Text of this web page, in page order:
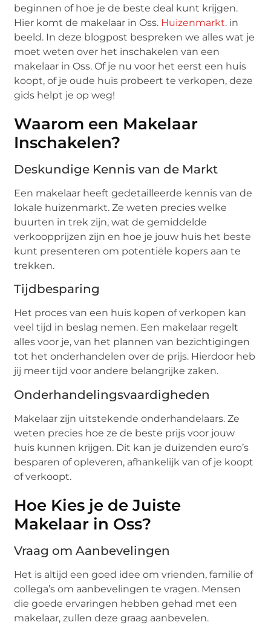
beginnen of hoe je de beste deal kunt krijgen.
Hier komt de makelaar in Oss. Huizenmarkt. in
beeld. In deze blogpost bespreken we alles wat je
moet weten over het inschakelen van een
makelaar in Oss. Of je nu voor het eerst een huis
koopt, of je oude huis probeert te verkopen, deze
gids helpt je op weg!
Waarom een Makelaar
Inschakelen?
Deskundige Kennis van de Markt
Een makelaar heeft gedetailleerde kennis van de
lokale huizenmarkt. Ze weten precies welke
buurten in trek zijn, wat de gemiddelde
verkoopprijzen zijn en hoe je jouw huis het beste
kunt presenteren om potentiële kopers aan te
trekken.
Tijdbesparing
Het proces van een huis kopen of verkopen kan
veel tijd in beslag nemen. Een makelaar regelt
alles voor je, van het plannen van bezichtigingen
tot het onderhandelen over de prijs. Hierdoor heb
jij meer tijd voor andere belangrijke zaken.
Onderhandelingsvaardigheden
Makelaar zijn uitstekende onderhandelaars. Ze
weten precies hoe ze de beste prijs voor jouw
huis kunnen krijgen. Dit kan je duizenden euro’s
besparen of opleveren, afhankelijk van of je koopt
of verkoopt.
Hoe Kies je de Juiste
Makelaar in Oss?
Vraag om Aanbevelingen
Het is altijd een goed idee om vrienden, familie of
collega’s om aanbevelingen te vragen. Mensen
die goede ervaringen hebben gehad met een
makelaar, zullen deze graag aanbevelen.